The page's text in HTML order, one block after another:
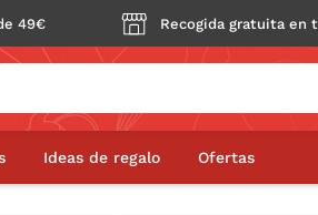
49€ Recogida gratuita en
Ideas de regalo Ofertas
cm Kadra camel